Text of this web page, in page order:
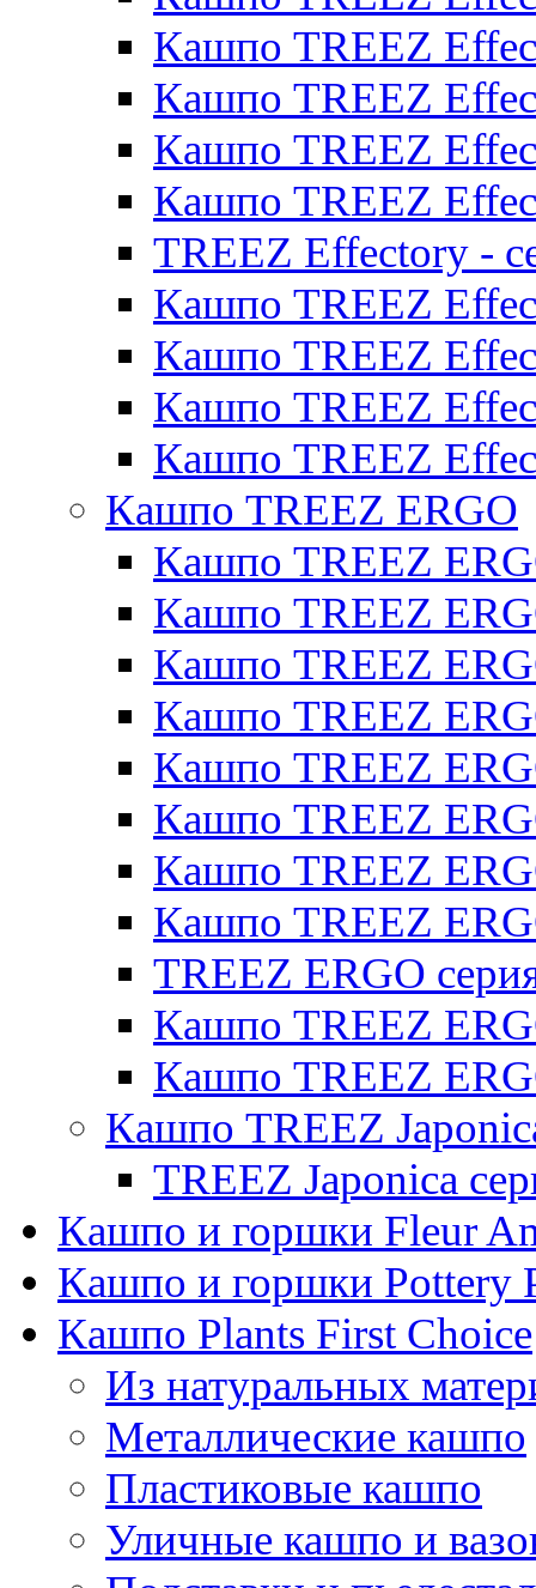
Кашпо TREEZ
Кашпо TREEZ
Кашпо TREEZ
Кашпо TREEZ
TREEZ Effectory -
Кашпо TREEZ
Кашпо TREEZ
Кашпо TREEZ
Кашпо TREEZ
Кашпо TREEZ ERGO
Кашпо TREEZ
Кашпо TREEZ
Кашпо TREEZ
Кашпо TREEZ
Кашпо TREEZ
Кашпо TREEZ
Кашпо TREEZ
Кашпо TREEZ
TREEZ ERGO
Кашпо TREEZ
Кашпо TREEZ
Кашпо TREEZ
TREEZ Japonica
Кашпо и горшки Fleur
Кашпо и горшки Pottery
Кашпо Plants First Choice
Из натуральных
Металлические кашпо
Пластиковые кашпо
Уличные кашпо и